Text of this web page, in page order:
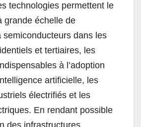
technologies permettent le
grande échelle de
semiconducteurs dans les
et tertiaires, les
à l’adoption
artificielle, les
électrifiés et les
En rendant possible